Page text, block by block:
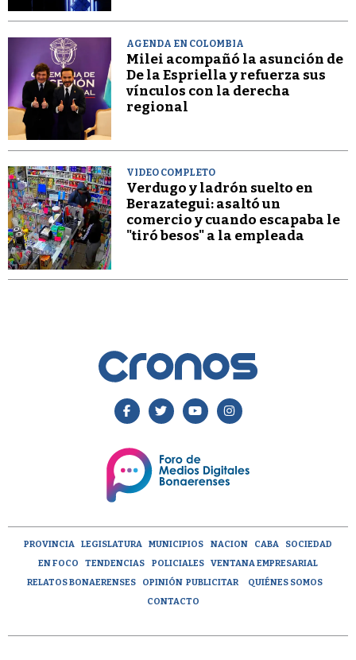
AGENDA EN COLOMBIA
Milei acompañó la asunción de
De la Espriella y refuerza sus
vínculos con la derecha
regional
VIDEO COMPLETO
Verdugo y ladrón suelto en
Berazategui: asaltó un
comercio y cuando escapaba le
"tiró besos" a la empleada
PROVINCIA LEGISLATURA MUNICIPIOS NACION CABA
SOCIEDAD
EN FOCO
TENDENCIAS POLICIALES
VENTANA EMPRESARIAL
RELATOS BONAERENSES
OPINIÓN PUBLICITAR
QUIÉNES SOMOS
CONTACTO